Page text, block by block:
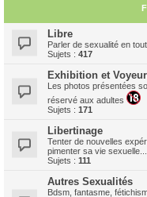
Libre
Parler de sexualité en
Sujets : 417
Exhibition et
Les photos présentées
réservé aux adultes
Sujets : 171
Libertinage
Tenter de nouvelles
pimenter sa vie sexuelle...
Sujets : 111
Autres Sexualités
Bdsm, fantasme,